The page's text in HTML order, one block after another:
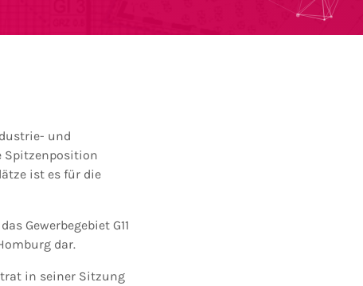
und
Spitzenposition
ist es für die
Gewerbegebiet G11
dar.
in seiner Sitzung